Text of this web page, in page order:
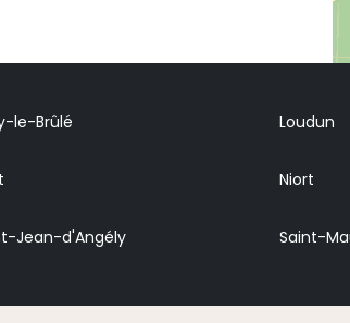
le-Brûlé Loudun
Niort
Jean-d'Angély Saint-